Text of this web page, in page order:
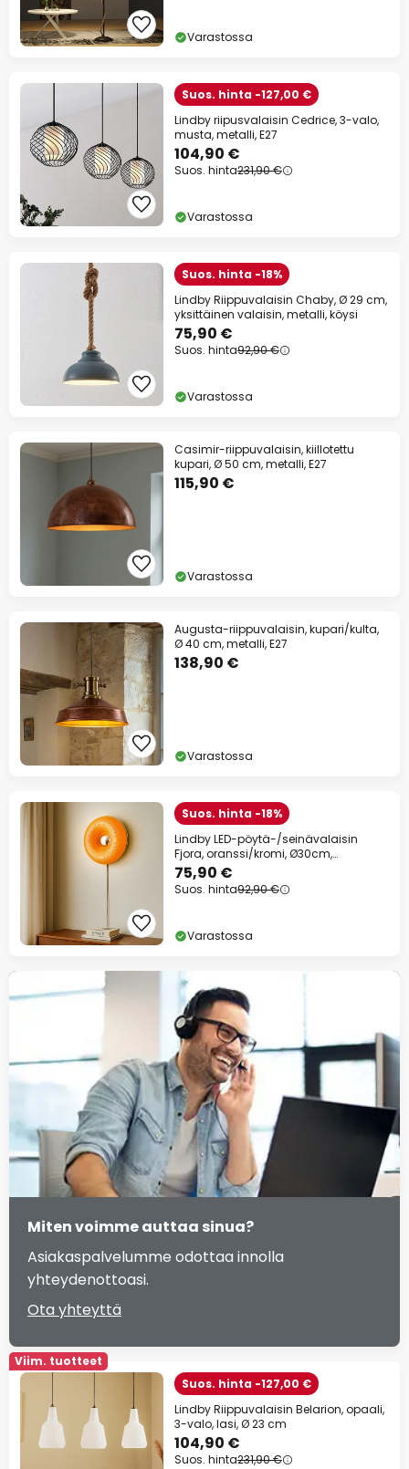
Varastossa
Suos. hinta -127,00 €
Lindby riipusvalaisin Cedrice, 3-valo,
musta, metalli, E27
104,90 €
Suos. hinta231,90 €
Varastossa
Suos. hinta -18%
Lindby Riippuvalaisin Chaby, Ø 29 cm,
yksittäinen valaisin, metalli, köysi
75,90 €
Suos. hinta92,90 €
Varastossa
Casimir-riippuvalaisin, kiillotettu
kupari, Ø 50 cm, metalli, E27
115,90 €
Varastossa
Augusta-riippuvalaisin, kupari/kulta,
Ø 40 cm, metalli, E27
138,90 €
Varastossa
Suos. hinta -18%
Lindby LED-pöytä-/seinävalaisin
Fjora, oranssi/kromi, Ø30cm,
himmennettävä.
75,90 €
Suos. hinta92,90 €
Varastossa
Miten voimme auttaa sinua?
Asiakaspalvelumme odottaa innolla
yhteydenottoasi.
Ota yhteyttä
Viim. tuotteet
Suos. hinta -127,00 €
Lindby Riippuvalaisin Belarion, opaali,
3-valo, lasi, Ø 23 cm
104,90 €
Suos. hinta231,90 €